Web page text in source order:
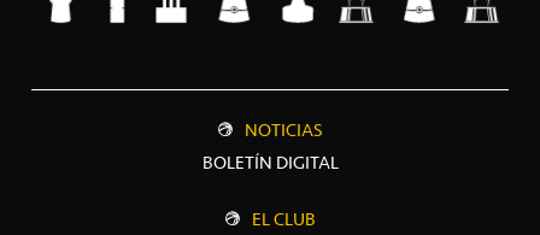
NOTICIAS
BOLETÍN DIGITAL
EL CLUB